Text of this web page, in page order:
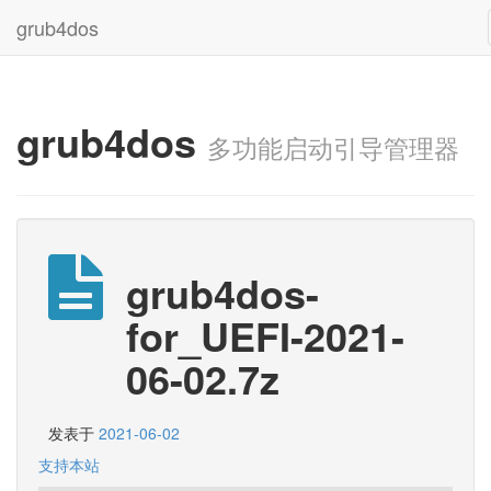
grub4dos
grub4dos 多功能启动引导管理器
grub4dos-
for_UEFI-2021-
06-02.7z
发表于 2021-06-02
支持本站